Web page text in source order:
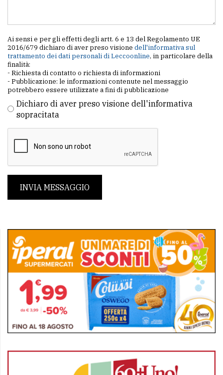
Ai sensi e per gli effetti degli artt. 6 e 13 del Regolamento UE
2016/679 dichiaro di aver preso visione dell'informativa sul
trattamento dei dati personali di Leccoonline, in particolare della
finalità:
- Richiesta di contatto o richiesta di informazioni
- Pubblicazione: le informazioni contenute nel messaggio
potrebbero essere utilizzate a fini di pubblicazione
Dichiaro di aver preso visione dell'informativa
sopracitata
INVIA MESSAGGIO